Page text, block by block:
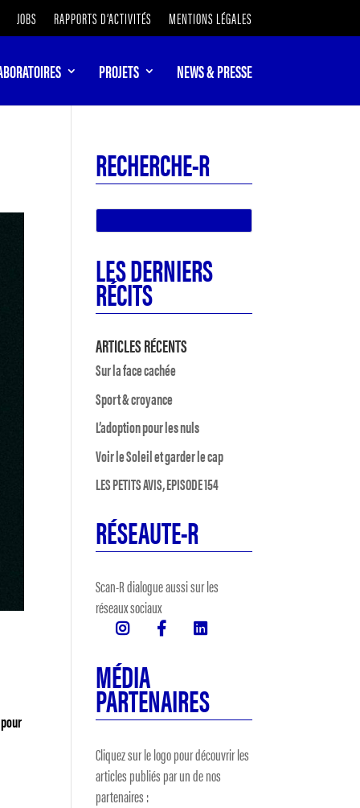
JOBS RAPPORTS D’ACTIVITÉS MENTIONS LÉGALES
PROJETS NEWS & PRESSE
RECHERCHE-R
LES DERNIERS
RÉCITS
ARTICLES RÉCENTS
Sur la face cachée
Sport & croyance
L’adoption pour les nuls
Voir le Soleil et garder le cap
LES PETITS AVIS, EPISODE 154
RÉSEAUTE-R
Scan-R dialogue aussi sur les
réseaux sociaux
MÉDIA
PARTENAIRES
Cliquez sur le logo pour découvrir les
articles publiés par un de nos
partenaires :